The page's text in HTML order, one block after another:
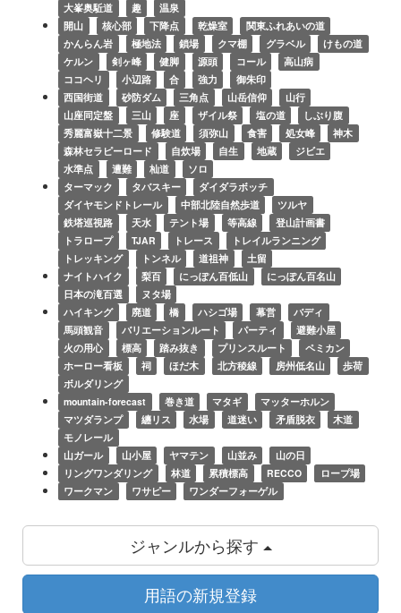
大峯奥駈道
趣
温泉
開山
核心部 下降点 乾燥室
関東ふれあいの道
かんらん岩
極地法 鎖場 クマ棚 グラベル
けもの道
ケルン
剣ヶ峰 健脚 源頭 コール
高山病
ココヘリ
小辺路 合 強力
御朱印
西国街道
砂防ダム 三角点 山岳信仰
山行
山座同定盤
三山 座 ザイル祭 塩の道
しぶり腹
秀麗富嶽十二景
修験道 須弥山 食害 処女峰
神木
森林セラピーロード
自炊場 自生 地蔵
ジビエ
水準点
遭難 杣道
ソロ
ターマック
タバスキー
ダイダラボッチ
ダイヤモンドトレール
中部北陸自然歩道
ツルヤ
鉄塔巡視路
天水 テント場 等高線
登山計画書
トラロープ
TJAR トレース
トレイルランニング
トレッキング
トンネル 道祖神
土留
ナイトハイク
梨百 にっぽん百低山
にっぽん百名山
日本の滝百選
ヌタ場
ハイキング
廃道 橋 ハシゴ場 幕営
バディ
馬頭観音
バリエーションルート パーティ
避難小屋
火の用心
標高 踏み抜き プリンスルート
ペミカン
ホーロー看板
祠 ほだ木 北方稜線 房州低名山
歩荷
ボルダリング
mountain-forecast
巻き道 マタギ
マッターホルン
マツダランプ
纏リス 水場 道迷い 矛盾脱衣
木道
モノレール
山ガール
山小屋 ヤマテン 山並み
山の日
リングワンダリング
林道 累積標高 RECCO
ロープ場
ワークマン
ワサピー ワンダーフォーゲル
ジャンルから探す
用語の新規登録